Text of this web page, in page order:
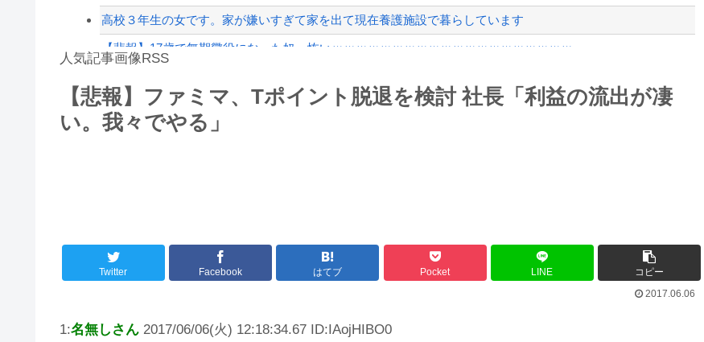
高校３年生の女です。家が嫌いすぎて家を出て現在養護施設で暮らしています
【悲報】17歳で無期懲役になった奴、怖いｗｗｗｗｗｗｗｗｗｗｗｗｗｗｗｗｗｗｗｗ...
実況「金メダルをとった萩野には俺さんへの挑戦権を手にしました！」俺「ほう君が萩野...
8/4のニュース
人気記事画像RSS
【悲報】ファミマ、Tポイント脱退を検討 社長「利益の流出が凄
い。我々でやる」
Twitter Facebook はてブ Pocket LINE
コピー
2017.06.06
1:名無しさん 2017/06/06(火) 12:18:34.67 ID:IAojHIBO0